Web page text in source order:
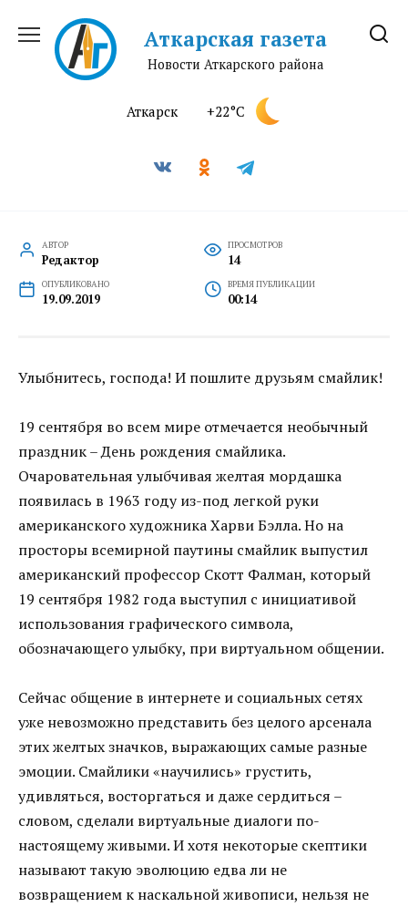
содержанию
Аткарская газета
Новости Аткарского района
Аткарск +22°C
АВТОР
Редактор
ПРОСМОТРОВ
14
ОПУБЛИКОВАНО
19.09.2019
ВРЕМЯ ПУБЛИКАЦИИ
00:14
Улыбнитесь, господа! И пошлите друзьям смайлик!
19 сентября во всем мире отмечается необычный
праздник – День рождения смайлика.
Очаровательная улыбчивая желтая мордашка
появилась в 1963 году из-под легкой руки
американского художника Харви Бэлла. Но на
просторы всемирной паутины смайлик выпустил
американский профессор Скотт Фалман, который
19 сентября 1982 года выступил с инициативой
использования графического символа,
обозначающего улыбку, при виртуальном общении.
Сейчас общение в интернете и социальных сетях
уже невозможно представить без целого арсенала
этих желтых значков, выражающих самые разные
эмоции. Смайлики «научились» грустить,
удивляться, восторгаться и даже сердиться –
словом, сделали виртуальные диалоги по-
настоящему живыми. И хотя некоторые скептики
называют такую эволюцию едва ли не
возвращением к наскальной живописи, нельзя не